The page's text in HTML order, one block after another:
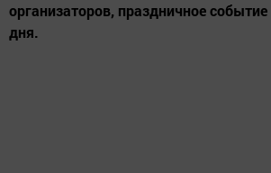
организаторов, праздничное
дня.